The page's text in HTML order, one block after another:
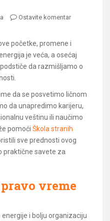
Ostavite komentar
početke, promene i
je veća, a osećaj
da razmišljamo o
da se posvetimo ličnom
da unapredimo karijeru,
veštinu ili naučimo
pomoći Škola stranih
sve prednosti ovog
praktične savete za
vreme
i bolju organizaciju